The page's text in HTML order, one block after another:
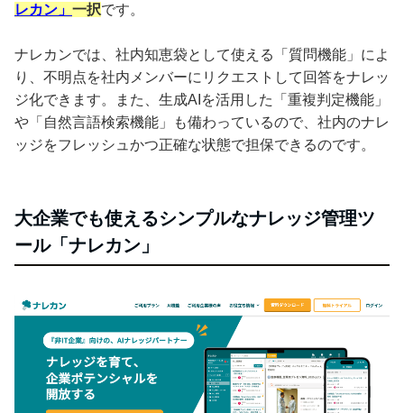
レカン」 一択です。
ナレカンでは、社内知恵袋として使える「質問機能」によ
り、不明点を社内メンバーにリクエストして回答をナレッ
ジ化できます。また、生成AIを活用した「重複判定機能」
や「自然言語検索機能」も備わっているので、社内のナレ
ッジをフレッシュかつ正確な状態で担保できるのです。
大企業でも使えるシンプルなナレッジ管理ツ
ール「ナレカン」